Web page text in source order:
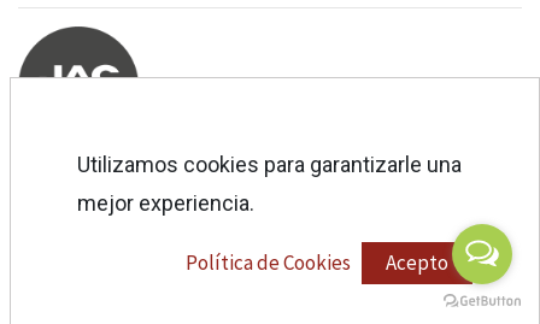
Es pecificaciones
Utilizamos cookies para garantizarle una
mejor experiencia.
Política de Cookies Acepto